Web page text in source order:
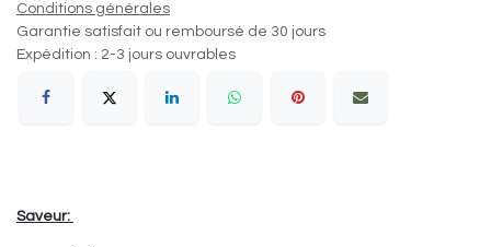
Conditions générales
Garantie satisfait ou remboursé de 30 jours
Expédition : 2-3 jours ouvrables
Saveur: